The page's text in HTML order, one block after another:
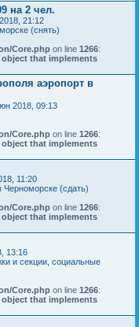
на 2 чел.
21:12
(снять)
Core.php on line 1266:
object that implements
аэропорт в
2018, 09:13
Core.php on line 1266:
object that implements
11:20
(сдать)
Core.php on line 1266:
object that implements
13:16
и секции, социальные
Core.php on line 1266:
object that implements